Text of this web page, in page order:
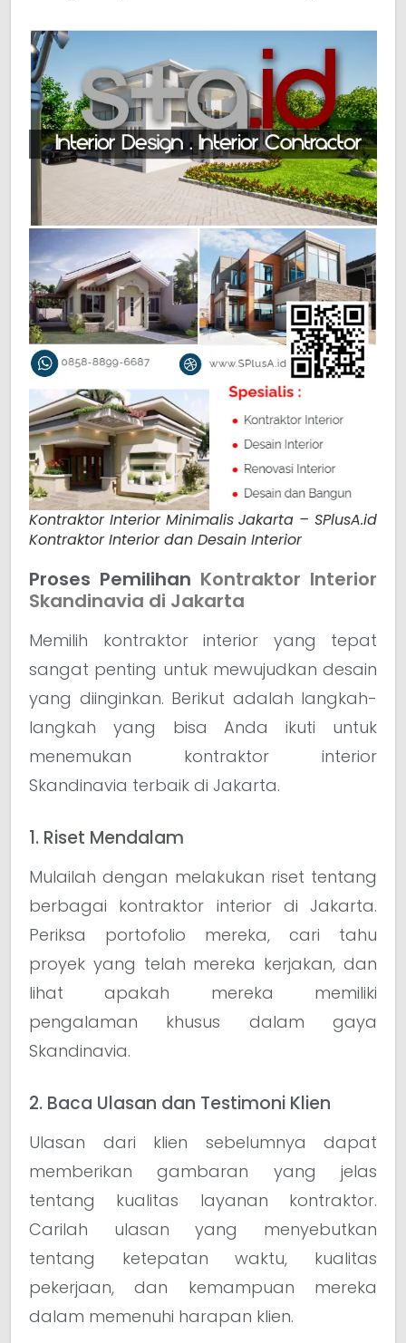
Kontraktor Interior Minimalis Jakarta – SPlusA.id
Kontraktor Interior dan Desain Interior
Proses Pemilihan Kontraktor Interior
Skandinavia di Jakarta
Memilih kontraktor interior yang tepat
sangat penting untuk mewujudkan desain
yang diinginkan. Berikut adalah langkah-
langkah yang bisa Anda ikuti untuk
menemukan kontraktor interior
Skandinavia terbaik di Jakarta.
1. Riset Mendalam
Mulailah dengan melakukan riset tentang
berbagai kontraktor interior di Jakarta.
Periksa portofolio mereka, cari tahu
proyek yang telah mereka kerjakan, dan
lihat apakah mereka memiliki
pengalaman khusus dalam gaya
Skandinavia.
2. Baca Ulasan dan Testimoni Klien
Ulasan dari klien sebelumnya dapat
memberikan gambaran yang jelas
tentang kualitas layanan kontraktor.
Carilah ulasan yang menyebutkan
tentang ketepatan waktu, kualitas
pekerjaan, dan kemampuan mereka
dalam memenuhi harapan klien.